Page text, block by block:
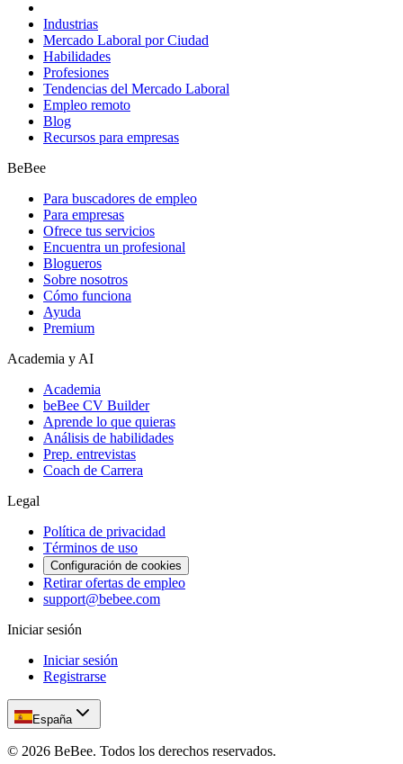
Industrias
Mercado Laboral por Ciudad
Habilidades
Profesiones
Tendencias del Mercado Laboral
Empleo remoto
Blog
Recursos para empresas
BeBee
Para buscadores de empleo
Para empresas
Ofrece tus servicios
Encuentra un profesional
Blogueros
Sobre nosotros
Cómo funciona
Ayuda
Premium
Academia y AI
Academia
beBee CV Builder
Aprende lo que quieras
Análisis de habilidades
Prep. entrevistas
Coach de Carrera
Legal
Política de privacidad
Términos de uso
Configuración de cookies
Retirar ofertas de empleo
support@bebee.com
Iniciar sesión
Iniciar sesión
Registrarse
España
© 2026 BeBee. Todos los derechos reservados.